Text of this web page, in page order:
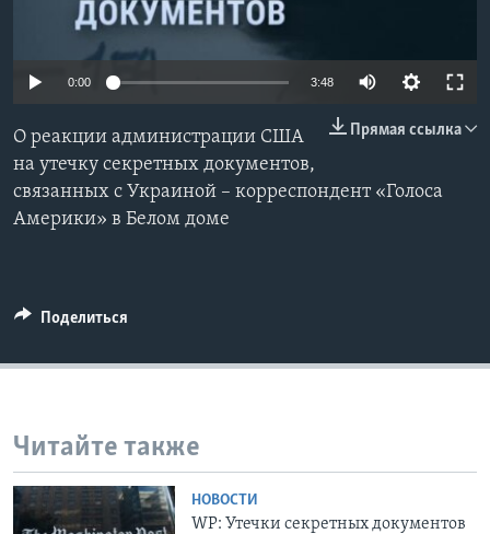
Learning English
Языки
0:00 3:48
Прямая ссылка
О реакции администрации США
на утечку секретных документов,
связанных с Украиной – корреспондент «Голоса
Америки» в Белом доме
Поделиться
Читайте также
НОВОСТИ
WP: Утечки секретных документов